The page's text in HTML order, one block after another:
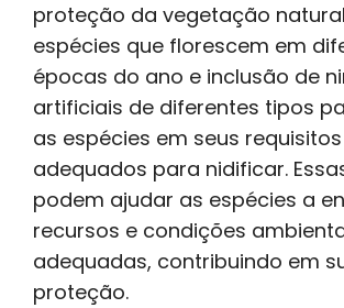
proteção da vegetação
espécies que florescem em
épocas do ano e inclusão de
artificiais de diferentes tipos
as espécies em seus
adequados para nidificar.
podem ajudar as espécies a
recursos e condições
adequadas, contribuindo em
proteção.